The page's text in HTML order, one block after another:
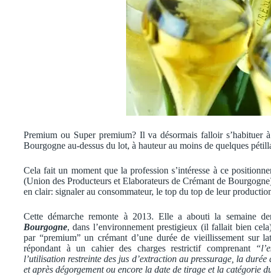
Premium ou Super premium? Il va désormais falloir s’habituer
Bourgogne au-dessus du lot, à hauteur au moins de quelques
Cela fait un moment que la profession s’intéresse à ce
(Union des Producteurs et Elaborateurs de Crémant de
en clair: signaler au consommateur, le top du top de leur
Cette démarche remonte à 2013. Elle a abouti la semaine
Bourgogne, dans l’environnement prestigieux (il fallait bien
par “premium” un crémant d’une durée de vieillissement sur
répondant à un cahier des charges restrictif comprenant
l’utilisation restreinte des jus d’extraction au pressurage, la
et après dégorgement ou encore la date de tirage et la catégorie